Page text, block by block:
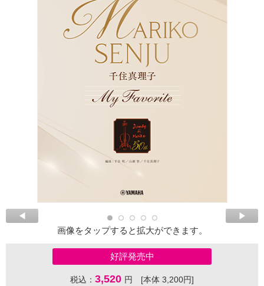
画像をタップすると拡大ができます。
好評発売中
税込： 3,520 円 [本体 3,200円]